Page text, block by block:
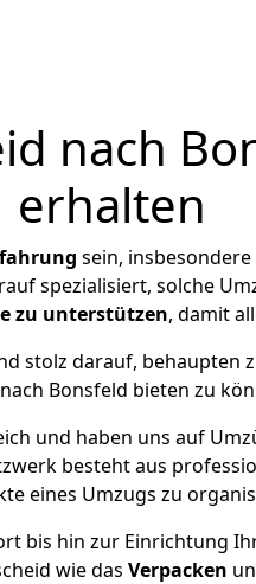
nach
erhalten
sein,
spezialisiert, solche
zu unterstützen, damit
stolz darauf, behaupten
Bonsfeld bieten zu
und haben uns auf
besteht aus
eines Umzugs zu
bis hin zur Einrichtung
wie das Verpacken